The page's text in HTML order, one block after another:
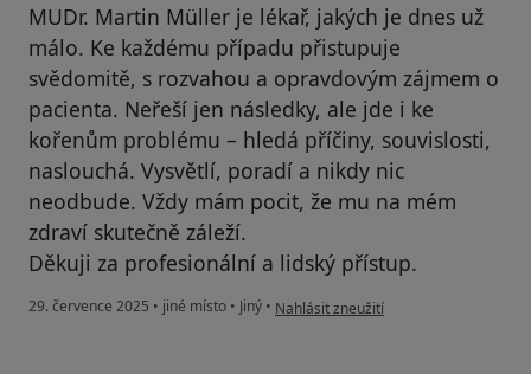
MUDr. Martin Müller je lékař, jakých je dnes už
málo. Ke každému případu přistupuje
svědomitě, s rozvahou a opravdovým zájmem o
pacienta. Neřeší jen následky, ale jde i ke
kořenům problému – hledá příčiny, souvislosti,
naslouchá. Vysvětlí, poradí a nikdy nic
neodbude. Vždy mám pocit, že mu na mém
zdraví skutečně záleží.
Děkuji za profesionální a lidský přístup.
29. července 2025 • jiné místo • Jiný • podle názoru uživatele Tereza
Nahlásit zneužití